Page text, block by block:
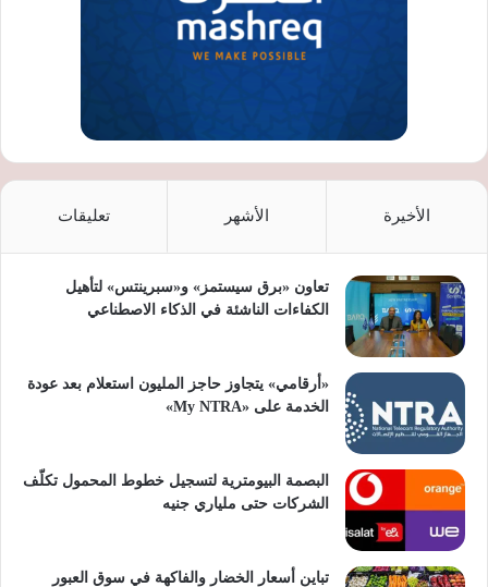
الأخيرة الأشهر تعليقات
تعاون «برق سيستمز» و«سبرينتس» لتأهيل
الكفاءات الناشئة في الذكاء الاصطناعي
«أرقامي» يتجاوز حاجز المليون استعلام بعد عودة
الخدمة على «My NTRA»
البصمة البيومترية لتسجيل خطوط المحمول تكلّف
الشركات حتى ملياري جنيه
تباين أسعار الخضار والفاكهة في سوق العبور